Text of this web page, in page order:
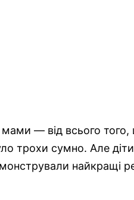
— від всього того,
трохи сумно. Але
найкращі